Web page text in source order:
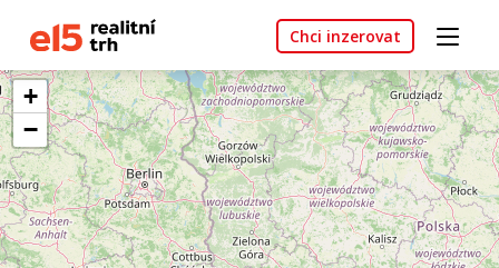
Chci inzerovat
+
−